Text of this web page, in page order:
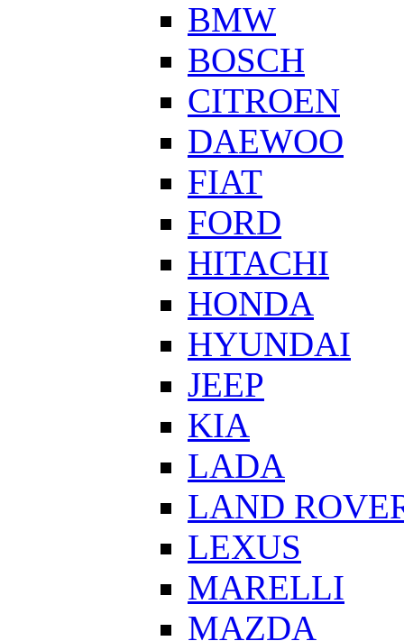
BMW
BOSCH
CITROEN
DAEWOO
FIAT
FORD
HITACHI
HONDA
HYUNDAI
JEEP
KIA
LADA
LAND
LEXUS
MARELLI
MAZDA